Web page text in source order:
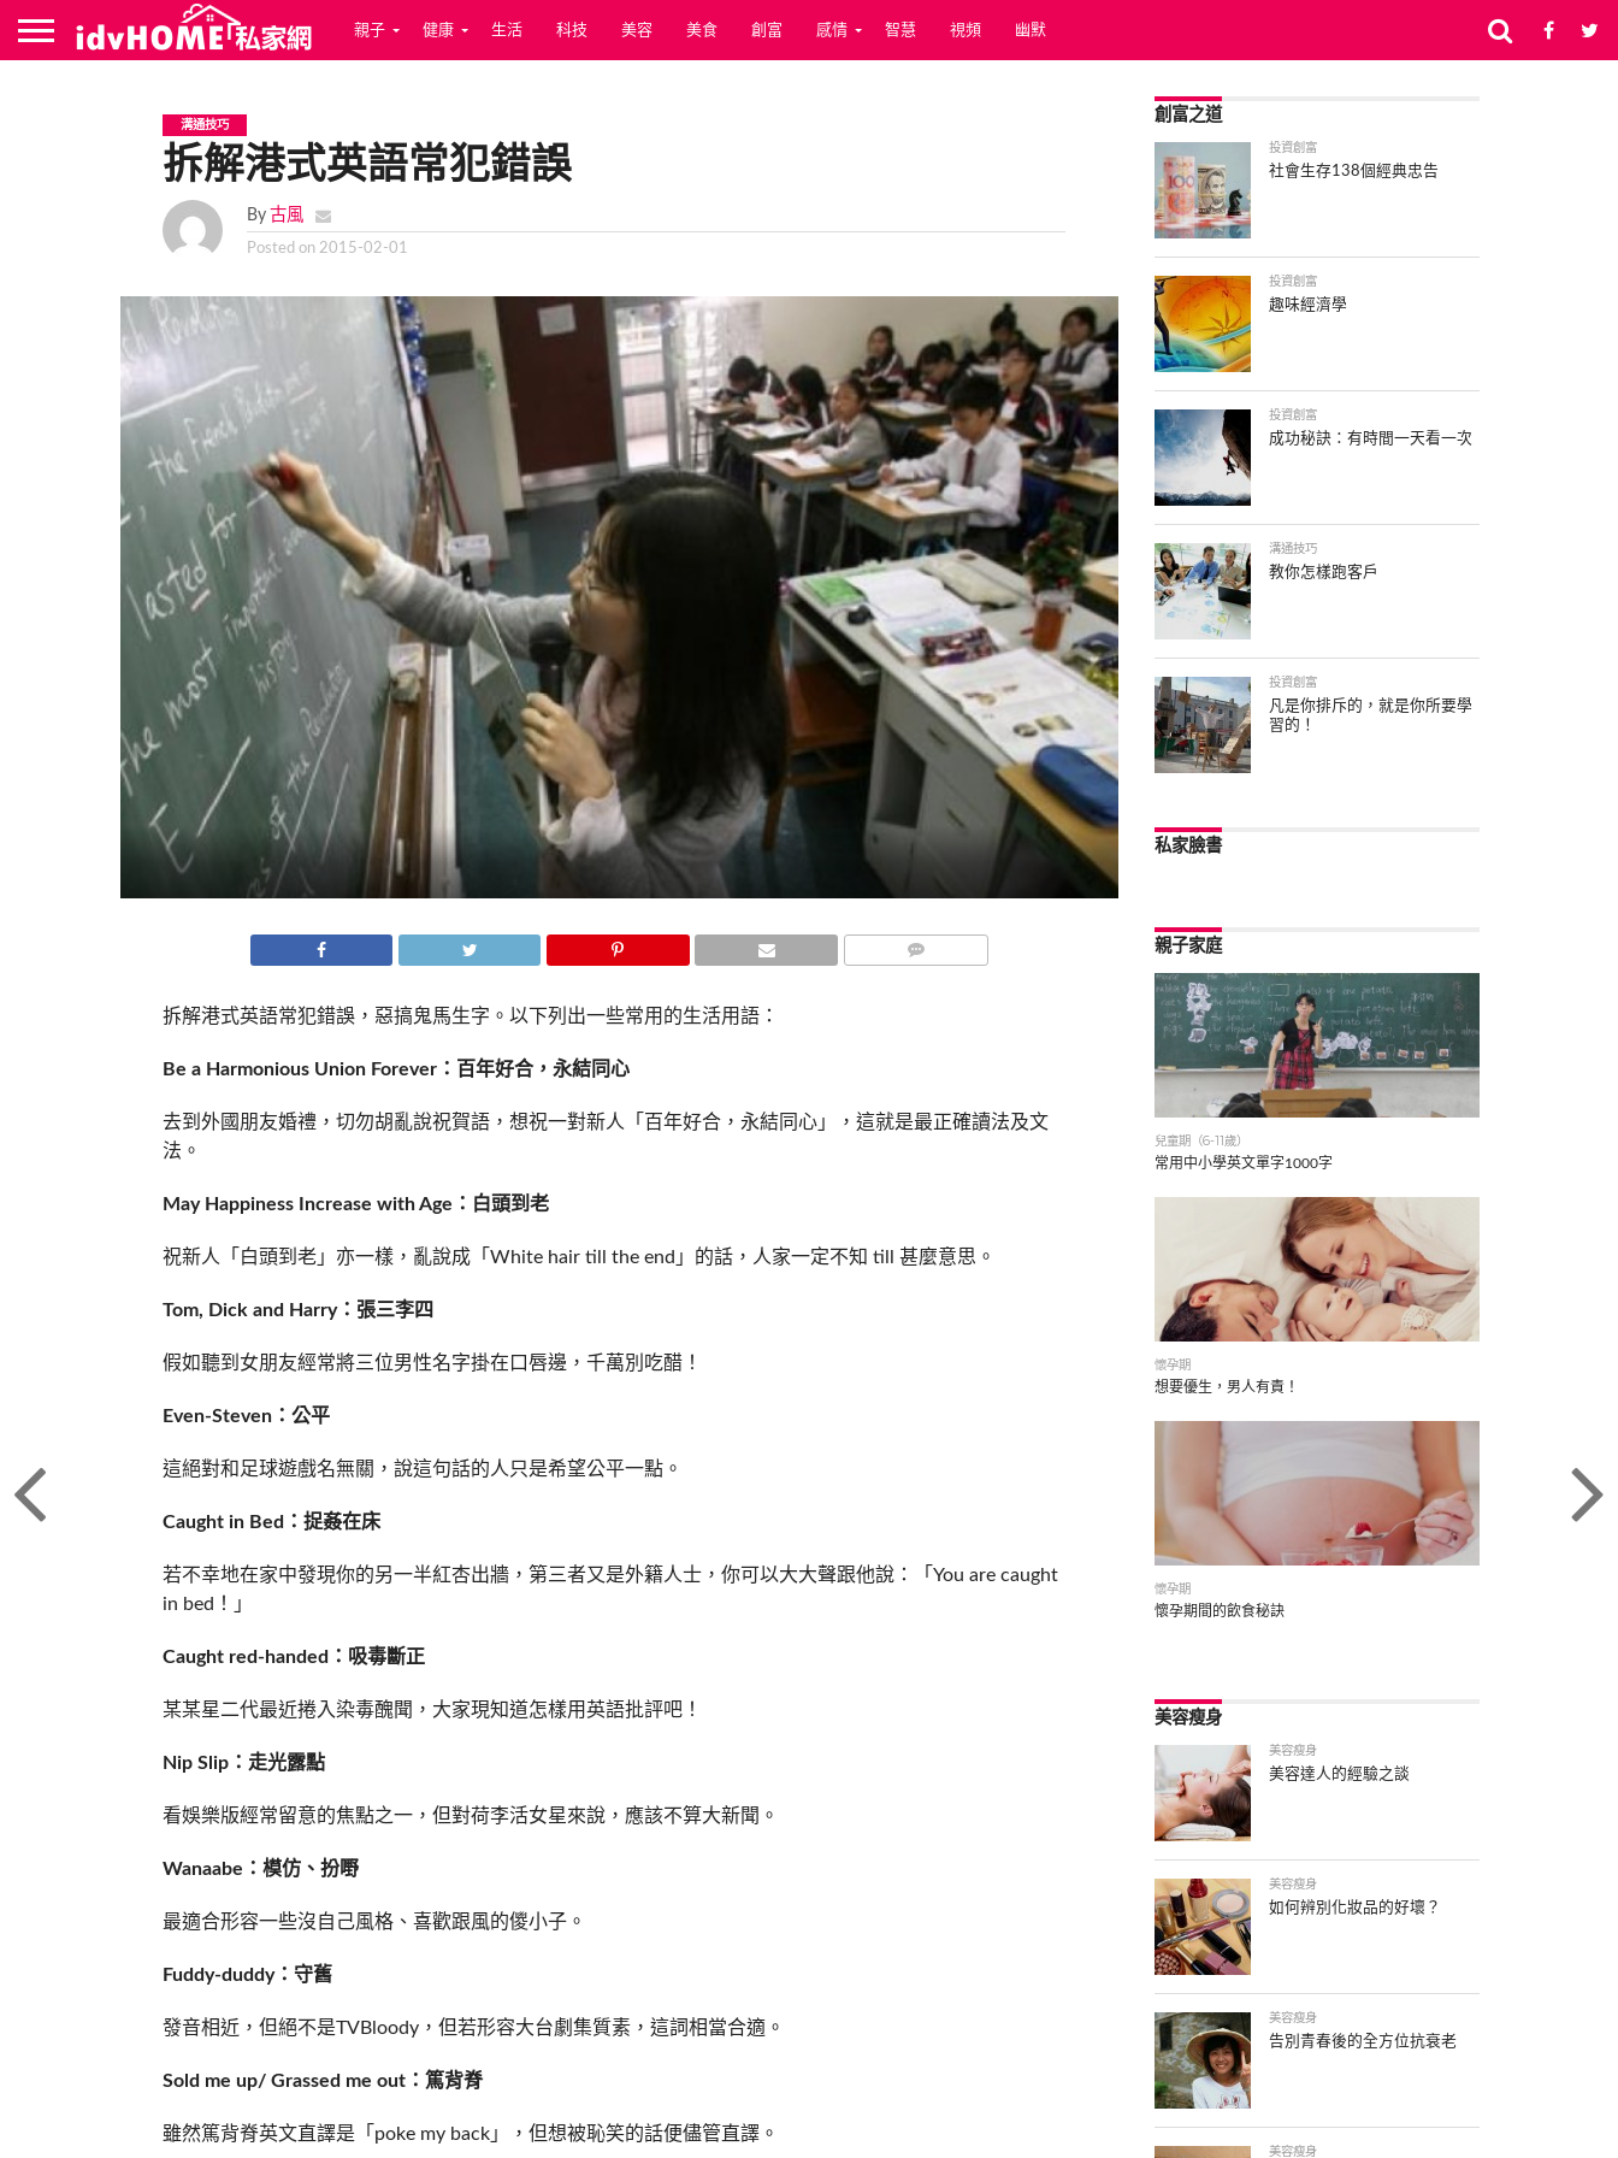
親子 健康 生活 科技 美容 美食 創富 感情 智慧 視頻 幽默
溝通技巧
拆解港式英語常犯錯誤
By 古風
Posted on 2015-02-01
拆解港式英語常犯錯誤，惡搞鬼馬生字。以下列出一些常用的生活用語：
Be a Harmonious Union Forever：百年好合，永結同心
去到外國朋友婚禮，切勿胡亂說祝賀語，想祝一對新人「百年好合，永結同心」，這就是最正確讀法及文
法。
May Happiness Increase with Age：白頭到老
祝新人「白頭到老」亦一樣，亂說成「White hair till the end」的話，人家一定不知 till 甚麼意思。
Tom, Dick and Harry：張三李四
假如聽到女朋友經常將三位男性名字掛在口唇邊，千萬別吃醋！
Even-Steven：公平
這絕對和足球遊戲名無關，說這句話的人只是希望公平一點。
Caught in Bed：捉姦在床
若不幸地在家中發現你的另一半紅杏出牆，第三者又是外籍人士，你可以大大聲跟他說：「You are caught
in bed！」
Caught red-handed：吸毒斷正
某某星二代最近捲入染毒醜聞，大家現知道怎樣用英語批評吧！
Nip Slip：走光露點
看娛樂版經常留意的焦點之一，但對荷李活女星來說，應該不算大新聞。
Wanaabe：模仿、扮嘢
最適合形容一些沒自己風格、喜歡跟風的儍小子。
Fuddy-duddy：守舊
發音相近，但絕不是TVBloody，但若形容大台劇集質素，這詞相當合適。
Sold me up/ Grassed me out：篤背脊
雖然篤背脊英文直譯是「poke my back」，但想被恥笑的話便儘管直譯。
創富之道
投資創富
社會生存138個經典忠告
投資創富
趣味經濟學
投資創富
成功秘訣：有時間一天看一次
溝通技巧
教你怎樣跑客戶
投資創富
凡是你排斥的，就是你所要學
習的！
私家臉書
親子家庭
兒童期（6-11歲）
常用中小學英文單字1000字
懷孕期
想要優生，男人有責！
懷孕期
懷孕期間的飲食秘訣
美容瘦身
美容瘦身
美容達人的經驗之談
美容瘦身
如何辨別化妝品的好壞？
美容瘦身
告別青春後的全方位抗衰老
美容瘦身